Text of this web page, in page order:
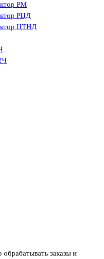
РМ
РЦД
ЦТНД
заказы и